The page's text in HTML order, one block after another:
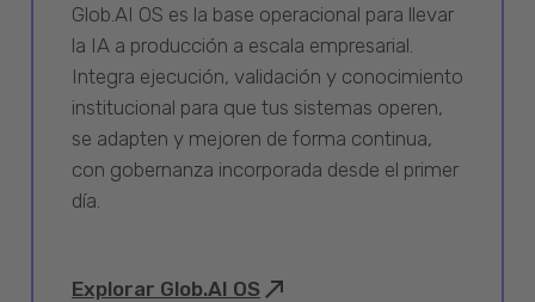
Glob.AI OS es la base operacional para llevar
la IA a producción a escala empresarial.
Integra ejecución, validación y conocimiento
institucional para que tus sistemas operen,
se adapten y mejoren de forma continua,
con gobernanza incorporada desde el primer
día.
Explorar Glob.AI OS